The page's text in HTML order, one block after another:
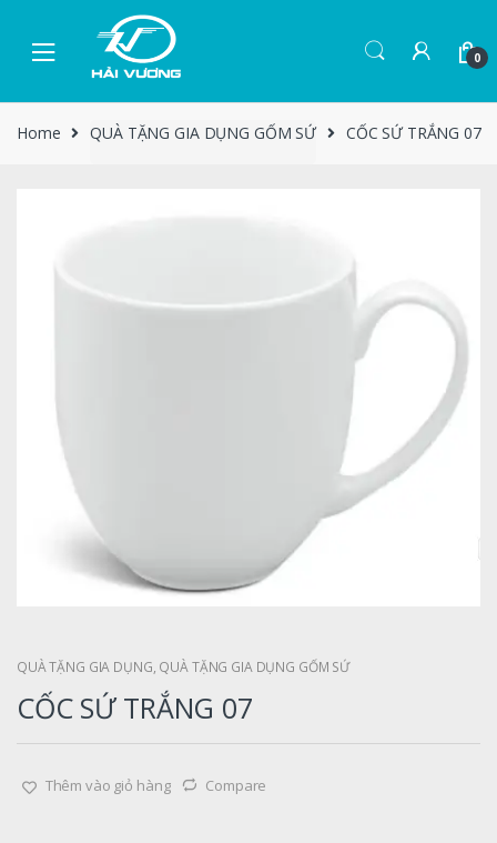
0
Home QUÀ TẶNG GIA DỤNG GỐM SỨ CỐC SỨ TRẮNG 07
QUÀ TẶNG GIA DỤNG, QUÀ TẶNG GIA DỤNG GỐM SỨ
CỐC SỨ TRẮNG 07
Thêm vào giỏ hàng Compare